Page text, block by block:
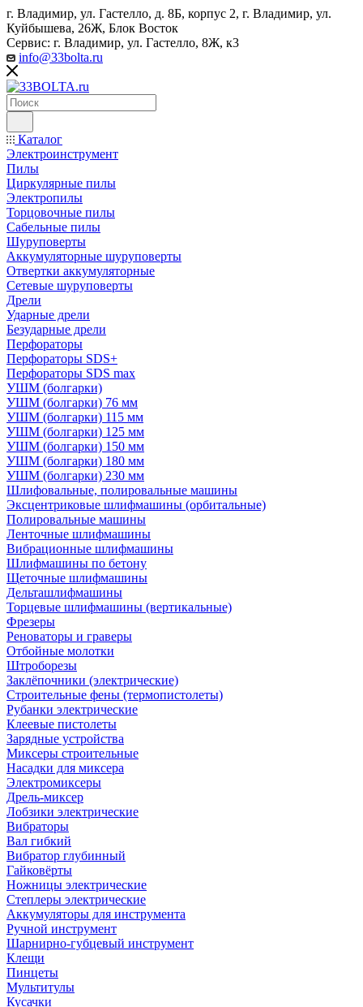
г. Владимир, ул. Гастелло, д. 8Б, корпус 2, г. Владимир, ул. ​
Куйбышева, 26Ж, Блок Восток
Сервис: г. Владимир, ул. Гастелло, 8Ж, к3
info@33bolta.ru
Каталог
Электроинструмент
Пилы
Циркулярные пилы
Электропилы
Торцовочные пилы
Сабельные пилы
Шуруповерты
Аккумуляторные шуруповерты
Отвертки аккумуляторные
Сетевые шуруповерты
Дрели
Ударные дрели
Безударные дрели
Перфораторы
Перфораторы SDS+
Перфораторы SDS max
УШМ (болгарки)
УШМ (болгарки) 76 мм
УШМ (болгарки) 115 мм
УШМ (болгарки) 125 мм
УШМ (болгарки) 150 мм
УШМ (болгарки) 180 мм
УШМ (болгарки) 230 мм
Шлифовальные, полировальные машины
Эксцентриковые шлифмашины (орбитальные)
Полировальные машины
Ленточные шлифмашины
Вибрационные шлифмашины
Шлифмашины по бетону
Щеточные шлифмашины
Дельташлифмашины
Торцевые шлифмашины (вертикальные)
Фрезеры
Реноваторы и граверы
Отбойные молотки
Штроборезы
Заклёпочники (электрические)
Строительные фены (термопистолеты)
Рубанки электрические
Клеевые пистолеты
Зарядные устройства
Миксеры строительные
Насадки для миксера
Электромиксеры
Дрель-миксер
Лобзики электрические
Вибраторы
Вал гибкий
Вибратор глубинный
Гайковёрты
Ножницы электрические
Степлеры электрические
Аккумуляторы для инструмента
Ручной инструмент
Шарнирно-губцевый инструмент
Клещи
Пинцеты
Мультитулы
Кусачки